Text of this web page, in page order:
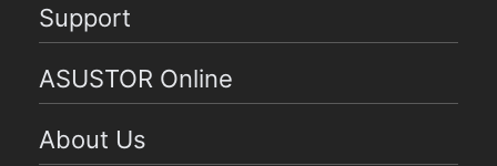
Support
ASUSTOR Online
About Us